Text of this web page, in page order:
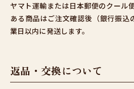
ヤマト運輸または日本郵便のクール
ある商品はご注文確認後（銀行振込
業日以内に発送します。
返品・交換について